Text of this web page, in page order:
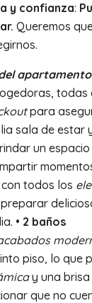
y confianza:
Queremos
todas
para
sala de estar
un
todos los
• 2 baños
piso, lo que
y una brisa
que no